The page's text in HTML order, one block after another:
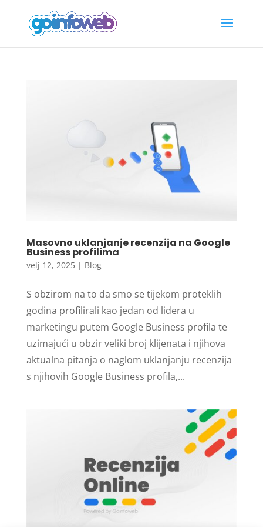
Masovno uklanjanje recenzija na Google
Business profilima
velj 12, 2025| Blog
S obzirom na to da smo se tijekom proteklih
godina profilirali kao jedan od lidera u
marketingu putem Google Business profila te
uzimajući u obzir veliki broj klijenata i njihova
aktualna pitanja o naglom uklanjanju recenzija
s njihovih Google Business profila,...